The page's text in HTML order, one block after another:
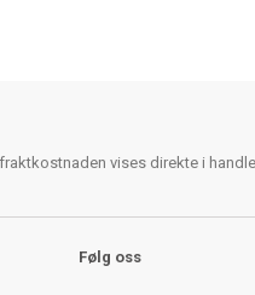
vises direkte i
Følg oss